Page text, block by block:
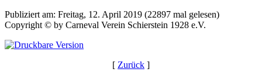
Publiziert am: Freitag, 12. April 2019 (22897 mal gelesen)
Copyright © by Carneval Verein Schierstein 1928 e.V.
[ Zurück ]